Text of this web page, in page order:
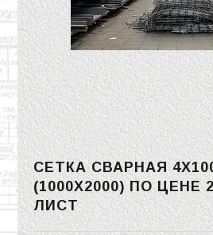
СЕТКА СВАРНАЯ
(1000Х2000) ПО ЦЕНЕ
ЛИСТ